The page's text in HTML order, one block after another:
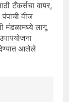
टँकर्सचा वापर,
वीज
मंडळामध्ये लागू
देण्यात आलेले